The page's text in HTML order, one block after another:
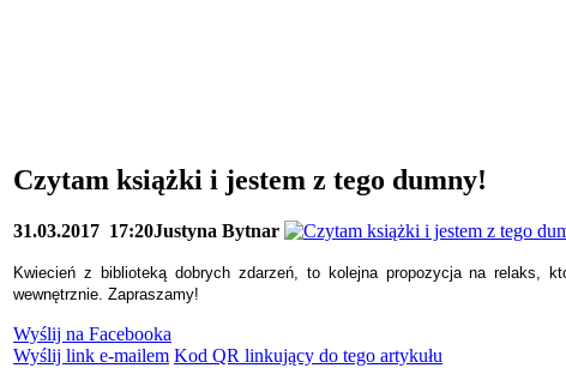
Czytam książki i jestem z tego dumny!
31.03.2017 17:20Justyna Bytnar
Kwiecień z biblioteką dobrych zdarzeń, to kolejna propozycja na relaks,
wewnętrznie. Zapraszamy!
Wyślij na Facebooka
Wyślij link e-mailem Kod QR linkujący do tego artykułu